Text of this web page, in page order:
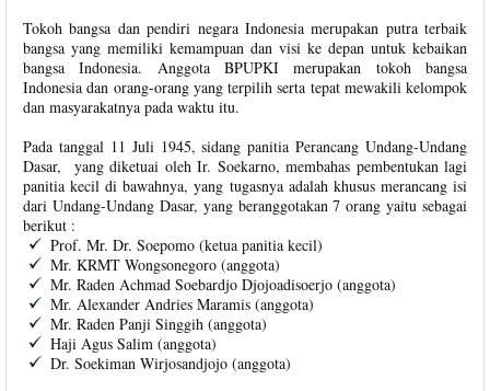
Tokoh bangsa dan pendiri negara Indonesia merupakan putra terbaik
bangsa yang memiliki kemampuan dan visi ke depan untuk kebaikan
bangsa Indonesia. Anggota BPUPKI merupakan tokoh bangsa
Indonesia dan orang-orang yang terpilih serta tepat mewakili kelompok
dan masyarakatnya pada waktu itu.
Pada tanggal 11 Juli 1945, sidang panitia Perancang Undang-Undang
Dasar, yang diketuai oleh Ir. Soekarno, membahas pembentukan lagi
panitia kecil di bawahnya, yang tugasnya adalah khusus merancang isi
dari Undang-Undang Dasar, yang beranggotakan 7 orang yaitu sebagai
berikut :
Prof. Mr. Dr. Soepomo (ketua panitia kecil)
Mr. KRMT Wongsonegoro (anggota)
Mr. Raden Achmad Soebardjo Djojoadisoerjo (anggota)
Mr. Alexander Andries Maramis (anggota)
Mr. Raden Panji Singgih (anggota)
Haji Agus Salim (anggota)
Dr. Soekiman Wirjosandjojo (anggota)